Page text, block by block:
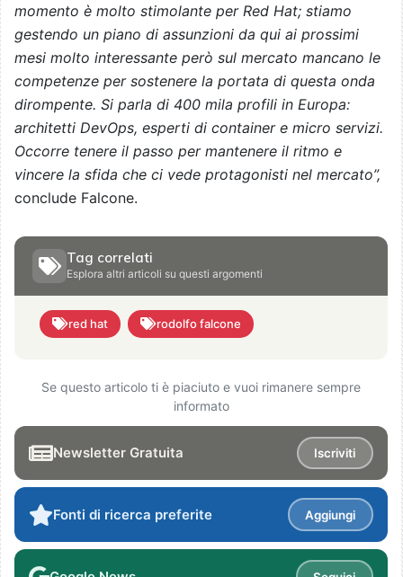
momento è molto stimolante per Red Hat; stiamo
gestendo un piano di assunzioni da qui ai prossimi
mesi molto interessante però sul mercato mancano le
competenze per sostenere la portata di questa onda
dirompente. Si parla di 400 mila profili in Europa:
architetti DevOps, esperti di container e micro servizi.
Occorre tenere il passo per mantenere il ritmo e
vincere la sfida che ci vede protagonisti nel mercato”,
conclude Falcone.
Tag correlati
Esplora altri articoli su questi argomenti
red hat rodolfo falcone
Se questo articolo ti è piaciuto e vuoi rimanere sempre
informato
Newsletter Gratuita Iscriviti
Fonti di ricerca preferite Aggiungi